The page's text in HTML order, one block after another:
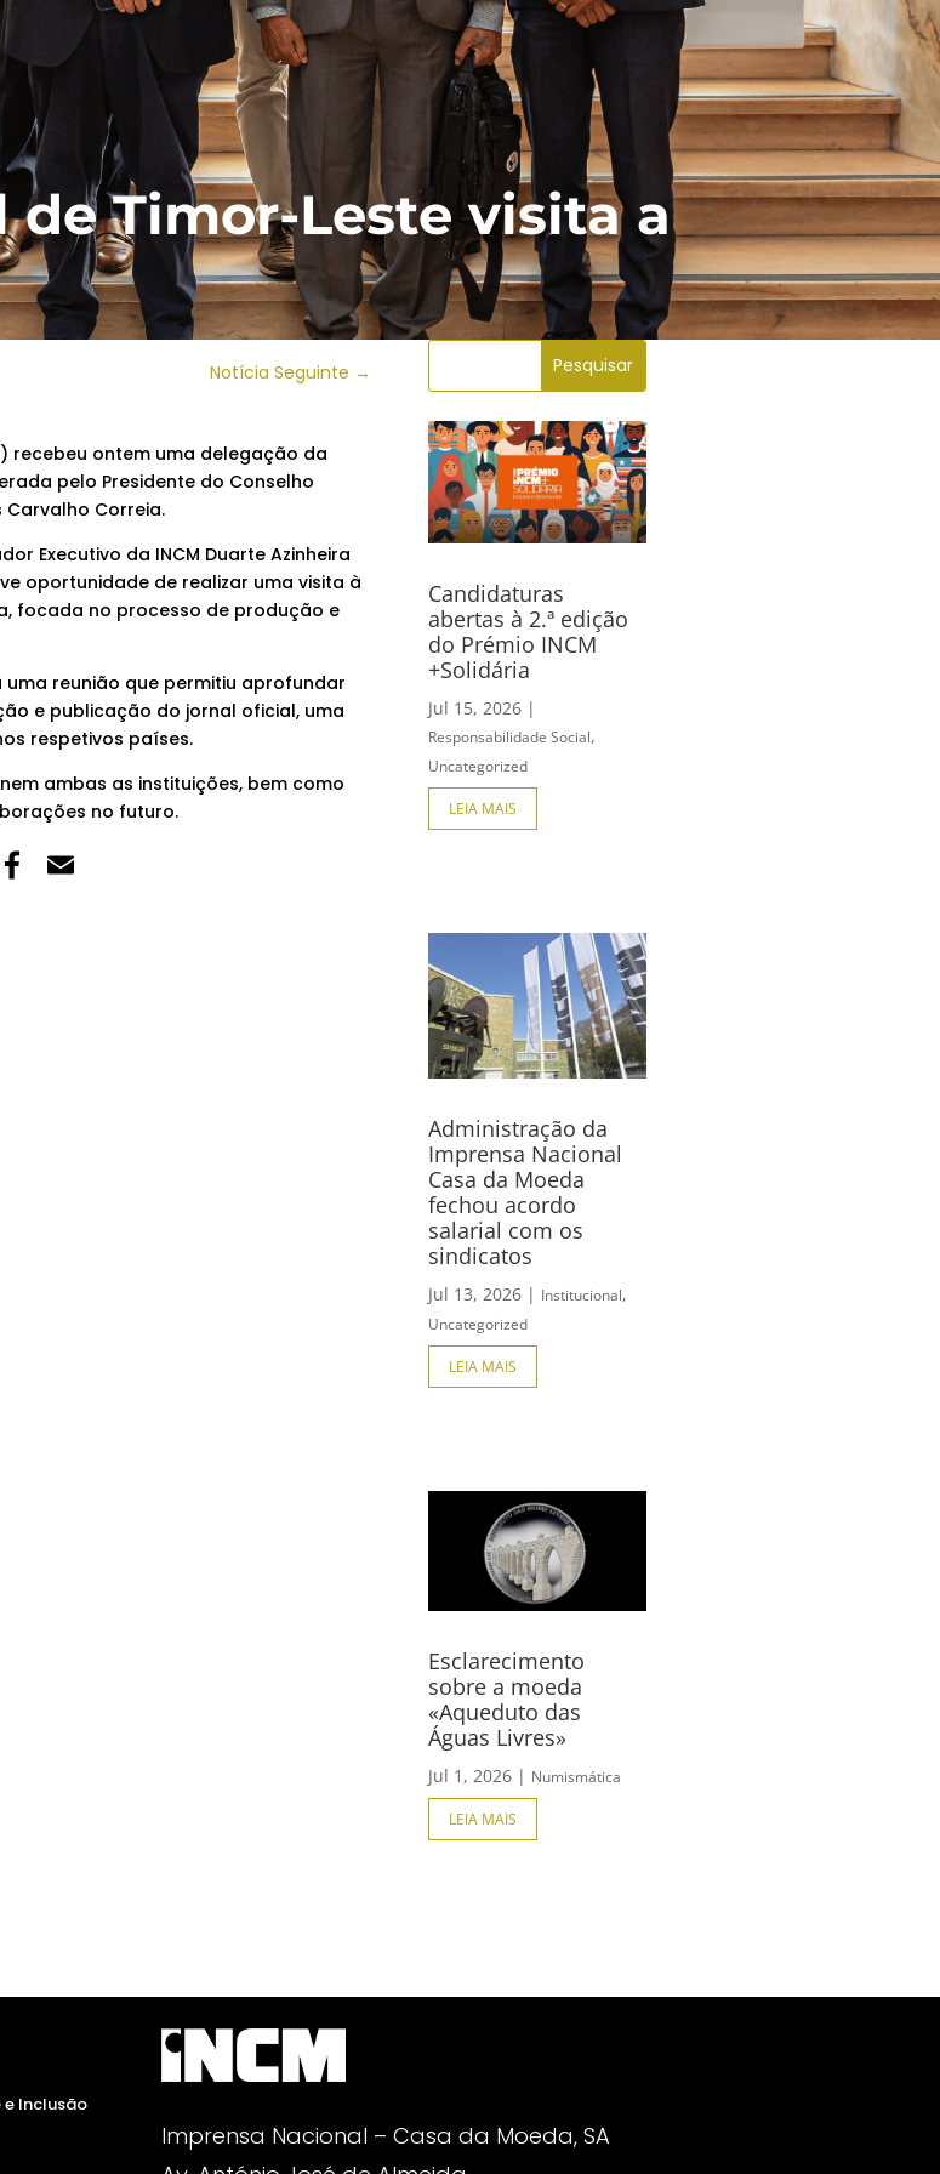
Timor-Leste visita a
Notícia Seguinte →
recebeu ontem uma delegação da
pelo Presidente do Conselho
Carvalho Correia.
Executivo da INCM Duarte Azinheira
oportunidade de realizar uma visita à
focada no processo de produção e
reunião que permitiu aprofundar
e publicação do jornal oficial, uma
respetivos países.
ambas as instituições, bem como
no futuro.
LinkedIn
Partilhe
Candidaturas
abertas à 2.ª edição
do Prémio INCM
+Solidária
Jul 15, 2026 |
Responsabilidade Social,
Uncategorized
LEIA MAIS
Administração da
Imprensa Nacional
Casa da Moeda
fechou acordo
salarial com os
sindicatos
Jul 13, 2026 | Institucional,
Uncategorized
LEIA MAIS
Esclarecimento
sobre a moeda
«Aqueduto das
Águas Livres»
Jul 1, 2026 | Numismática
LEIA MAIS
e Inclusão
Imprensa Nacional – Casa da Moeda, SA